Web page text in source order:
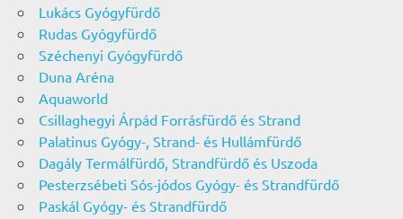
Lukács Gyógyfürdő
Rudas Gyógyfürdő
Széchenyi Gyógyfürdő
Duna Aréna
Aquaworld
Csillaghegyi Árpád Forrásfürdő és Strand
Palatinus Gyógy-, Strand- és Hullámfürdő
Dagály Termálfürdő, Strandfürdő és Uszoda
Pesterzsébeti Sós-jódos Gyógy- és Strandfürdő
Paskál Gyógy- és Strandfürdő